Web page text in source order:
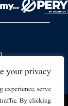
your privacy
experience, serve
traffic. By clicking
כללי כניסה